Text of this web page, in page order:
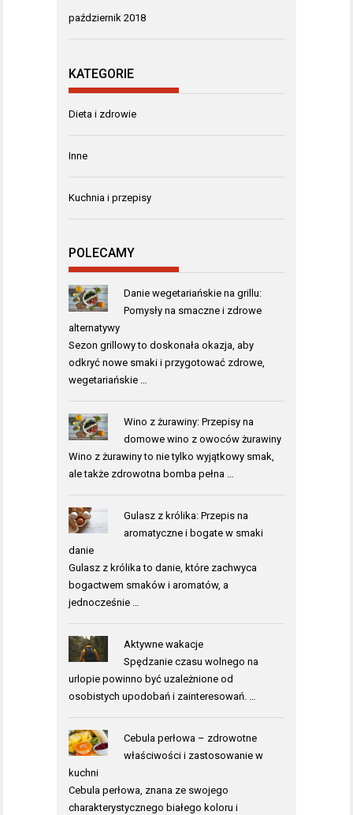
październik 2018
KATEGORIE
Dieta i zdrowie
Inne
Kuchnia i przepisy
POLECAMY
Danie wegetariańskie na grillu:
Pomysły na smaczne i zdrowe
alternatywy
Sezon grillowy to doskonała okazja, aby
odkryć nowe smaki i przygotować zdrowe,
wegetariańskie …
Wino z żurawiny: Przepisy na
domowe wino z owoców żurawiny
Wino z żurawiny to nie tylko wyjątkowy smak,
ale także zdrowotna bomba pełna …
Gulasz z królika: Przepis na
aromatyczne i bogate w smaki
danie
Gulasz z królika to danie, które zachwyca
bogactwem smaków i aromatów, a
jednocześnie …
Aktywne wakacje
Spędzanie czasu wolnego na
urlopie powinno być uzależnione od
osobistych upodobań i zainteresowań. …
Cebula perłowa – zdrowotne
właściwości i zastosowanie w
kuchni
Cebula perłowa, znana ze swojego
charakterystycznego białego koloru i